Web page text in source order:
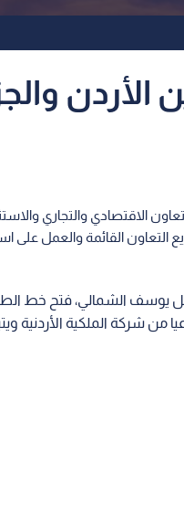
الاقتصادي والتجاري
التعاون القائمة والعمل
يوسف الشمالي، فتح خط
أسبوعيا من شركة الملكية